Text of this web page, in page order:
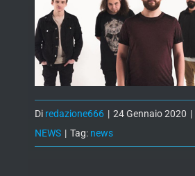
Di redazione666 | 24 Gennaio 2020 |
NEWS | Tag: news